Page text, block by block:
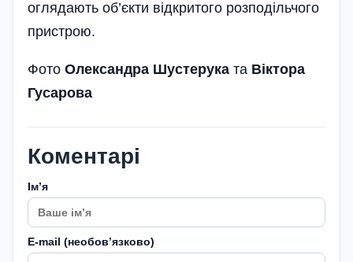
оглядають об’є­кти відкритого розподільчого
пристрою.
Фото Олександра Шустерука та Віктора
Гусарова
Коментарі
Імʼя
E-mail (необовʼязково)